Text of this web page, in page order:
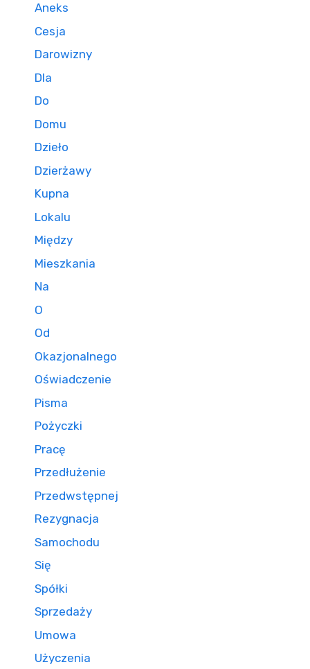
Aneks
Cesja
Darowizny
Dla
Do
Domu
Dzieło
Dzierżawy
Kupna
Lokalu
Między
Mieszkania
Na
O
Od
Okazjonalnego
Oświadczenie
Pisma
Pożyczki
Pracę
Przedłużenie
Przedwstępnej
Rezygnacja
Samochodu
Się
Spółki
Sprzedaży
Umowa
Użyczenia